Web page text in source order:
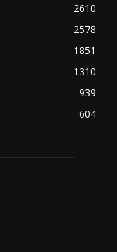
2610
2578
1851
1310
939
604